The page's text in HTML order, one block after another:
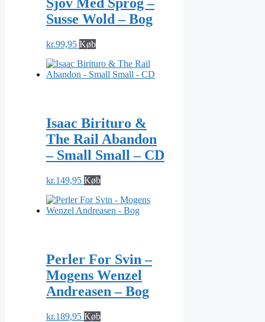
Susse Wold – Bog
kr.99,95 Køb
Isaac Birituro &
The Rail Abandon
– Small Small – CD
kr.149,95 Køb
Perler For Svin –
Mogens Wenzel
Andreasen – Bog
kr.189,95 Køb